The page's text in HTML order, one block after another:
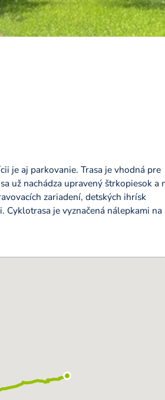
je aj parkovanie. Trasa je vhodná pre
už nachádza upravený štrkopiesok a
zariadení, detských ihrísk
je vyznačená nálepkami na